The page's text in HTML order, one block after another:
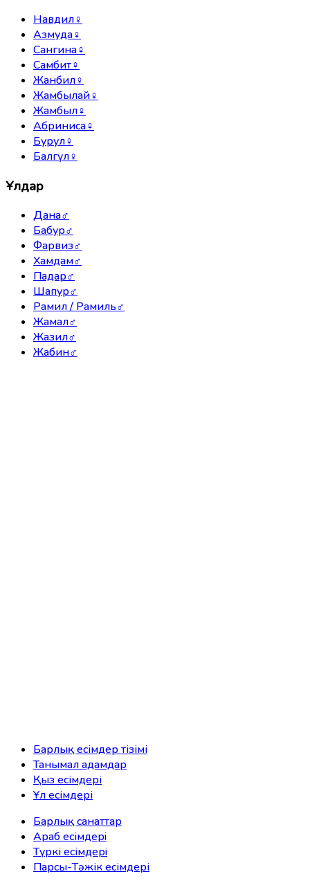
Навдил♀
Азмуда♀
Сангина♀
Самбит♀
Жанбил♀
Жамбылай♀
Жамбыл♀
Абриниса♀
Бурул♀
Балгүл♀
Ұлдар
Дана♂
Бабур♂
Фарвиз♂
Хамдам♂
Падар♂
Шапур♂
Рамил / Рамиль♂
Жамал♂
Жазил♂
Жабин♂
Барлық есімдер тізімі
Танымал адамдар
Қыз есімдері
Ұл есімдері
Барлық санаттар
Араб есімдерi
Түркі есімдерi
Парсы-Тәжік есімдері